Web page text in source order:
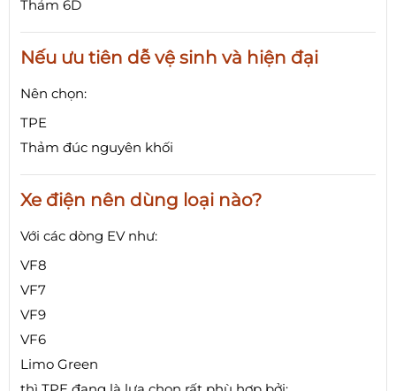
Thảm 6D
Nếu ưu tiên dễ vệ sinh và hiện đại
Nên chọn:
TPE
Thảm đúc nguyên khối
Xe điện nên dùng loại nào?
Với các dòng EV như:
VF8
VF7
VF9
VF6
Limo Green